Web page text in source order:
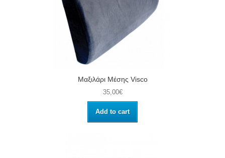
Μαξιλάρι Μέσης Visco
35,00€
Add to cart